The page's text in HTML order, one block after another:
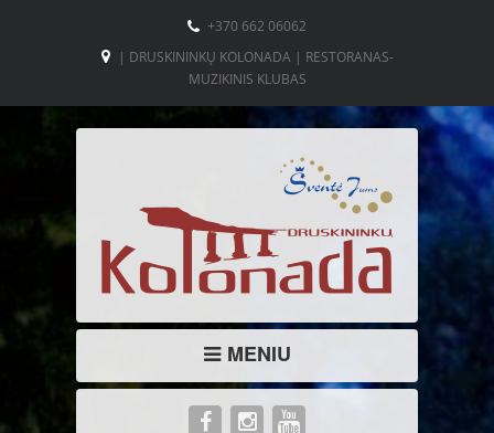
+370 662 06062
| DRUSKININKŲ KOLONADA | RESTORANAS-
MUZIKINIS KLUBAS
MENIU